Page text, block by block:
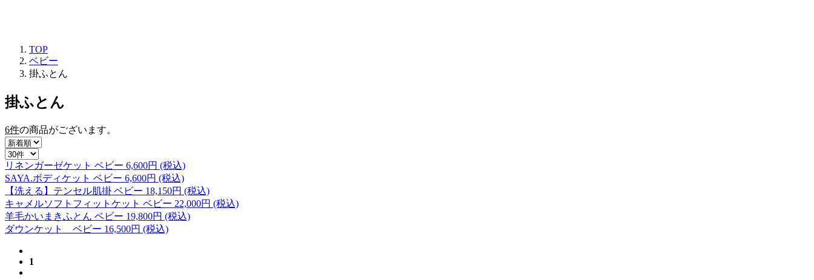
TOP
ベビー
掛ふとん
掛ふとん
6件の商品がございます。
リネンガーゼケット ベビー 6,600円 (税込)
SAYA.ボディケット ベビー 6,600円 (税込)
【洗える】テンセル肌掛 ベビー 18,150円 (税込)
キャメルソフトフィットケット ベビー 22,000円 (税込)
羊毛かいまきふとん ベビー 19,800円 (税込)
ダウンケット ベビー 16,500円 (税込)
1